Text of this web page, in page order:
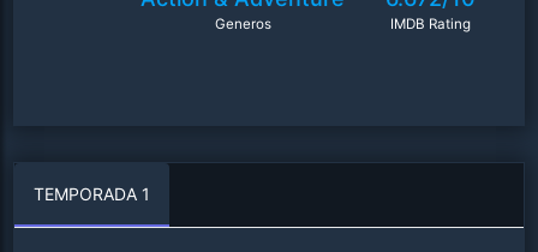
Generos IMDB Rating
TEMPORADA 1